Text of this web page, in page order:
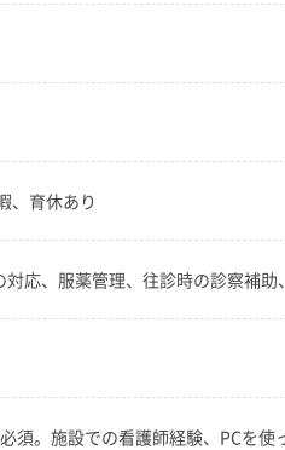
、育休あり
応、服薬管理、往診時の診察補
。施設での看護師経験、PCを使